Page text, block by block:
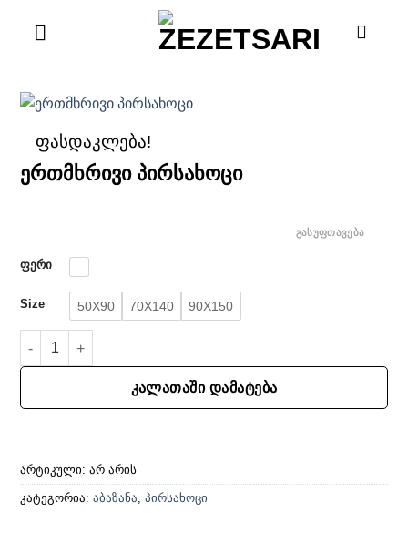
ფასდაკლება!
ერთმხრივი პირსახოცი
ფერი
Size 50X90 70X140 90X150
ᲒᲐᲡᲣᲤᲗᲐᲕᲔᲑᲐ
რაოდენობა: ერთმხრივი პირსახოცი
ᲙᲐᲚᲐᲗᲐᲨᲘ ᲓᲐᲛᲐᲢᲔᲑᲐ
არტიკული:არ არის
კატეგორია:აბაზანა ,პირსახოცი